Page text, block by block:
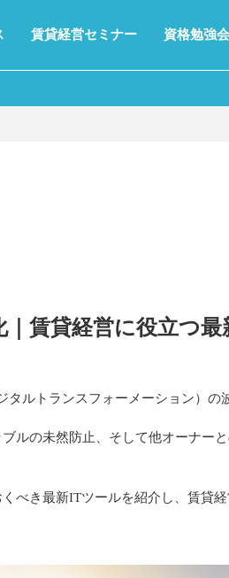
賃貸経営セミナー 資格勉強会
賃貸経営に役立つ
ルトランスフォーメーション）の
ルの未然防止、そして他オーナー
べき最新ITツールを紹介し、賃貸